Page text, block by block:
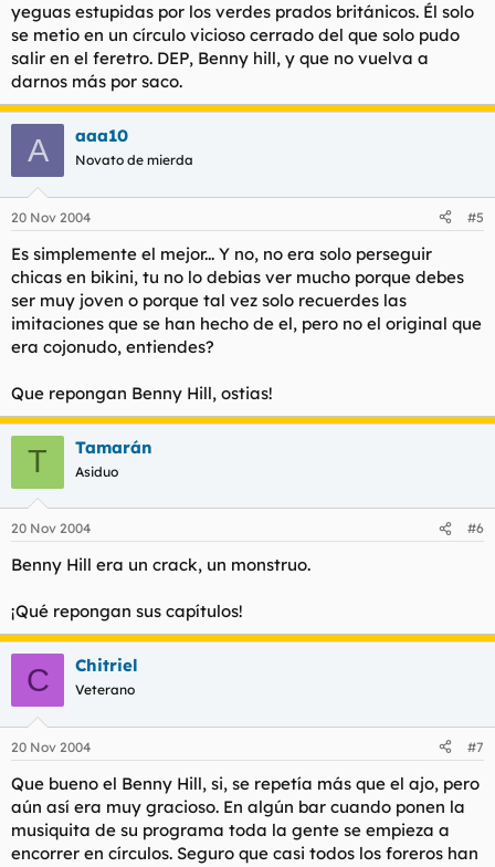
yeguas estupidas por los verdes prados británicos. Él solo
se metio en un círculo vicioso cerrado del que solo pudo
salir en el feretro. DEP, Benny hill, y que no vuelva a
darnos más por saco.
A aaa10
Novato de mierda
20 Nov 2004 #5
Es simplemente el mejor... Y no, no era solo perseguir
chicas en bikini, tu no lo debias ver mucho porque debes
ser muy joven o porque tal vez solo recuerdes las
imitaciones que se han hecho de el, pero no el original que
era cojonudo, entiendes?
Que repongan Benny Hill, ostias!
T Tamarán
Asiduo
20 Nov 2004 #6
Benny Hill era un crack, un monstruo.
¡Qué repongan sus capítulos!
C Chitriel
Veterano
20 Nov 2004 #7
Que bueno el Benny Hill, si, se repetía más que el ajo, pero
aún así era muy gracioso. En algún bar cuando ponen la
musiquita de su programa toda la gente se empieza a
encorrer en círculos. Seguro que casi todos los foreros han